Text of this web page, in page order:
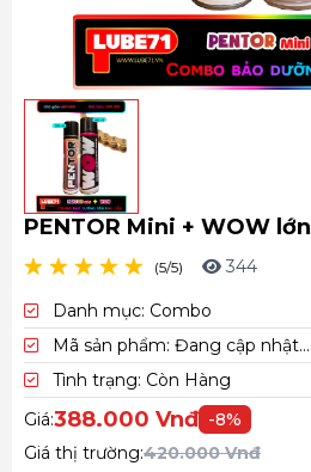
PENTOR Mini + WOW lớn
(5/5) 344
Danh mục: Combo
Mã sản phẩm: Đang cập nhật...
Tình trạng: Còn Hàng
Giá:388.000 Vnđ -8%
Giá thị trường:420.000 Vnđ